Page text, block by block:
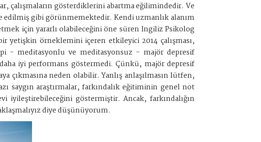
çalışmaların gösterdiklerini abartma eğilimindedir. Ve
edilmiş gibi görünmemektedir. Kendi uzmanlık alanım
için yararlı olabileceğini öne süren İngiliz Psikolog
yetişkin örneklemini içeren etkileyici 2014 çalışması,
- meditasyonlu ve meditasyonsuz - majör depresif
iyi performans göstermedi. Çünkü, majör depresif
neden olabilir. Yanlış anlaşılmasın lütfen,
saygın araştırmalar, farkındalık eğitiminin genel not
iyileştirebileceğini göstermiştir. Ancak, farkındalığın
diye düşünüyorum.